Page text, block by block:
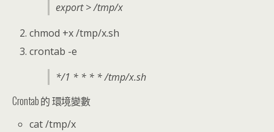
export > /tmp/x
chmod +x /tmp/x.sh
crontab -e
*/1 * * * * /tmp/x.sh
Crontab 的 環境變數
cat /tmp/x